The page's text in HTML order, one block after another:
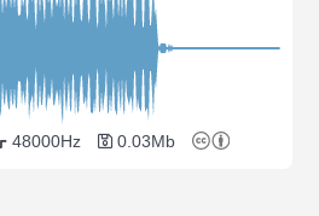
48000Hz 0.03Mb